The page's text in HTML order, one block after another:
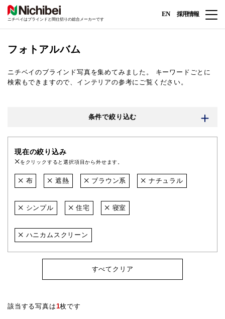
ニチベイはブラインドと間仕切りの総合メーカーです
EN 採用情報
フォトアルバム
ニチベイのブラインド写真を集めてみました。
キーワードごとに
検索もできますので、インテリアの参考にご覧ください。
条件で絞り込む
現在の絞り込み
をクリックすると選択項目から外せます。
布 遮熱 ブラウン系 ナチュラル
シンプル 住宅 寝室
ハニカムスクリーン
すべてクリア
該当する写真は1枚です